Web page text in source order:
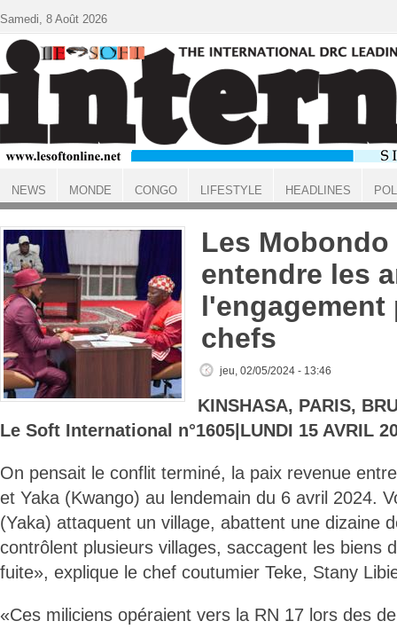
ACCUEIL
Les
entendre les
chefs
jeu, 02/05/2024 - 13:46
KINSHASA, PARIS,
Le Soft International n°1605|LUNDI 15 AVRIL
On pensait le conflit terminé, la paix revenue
et Yaka (Kwango) au lendemain du 6 avril 2024.
(Yaka) attaquent un village, abattent une dizaine
contrôlent plusieurs villages, saccagent les biens
fuite», explique le chef coutumier Teke, Stany
«Ces miliciens opéraient vers la RN 17 lors des
Samedi, 8 Août 2026
NEWS MONDE CONGO LIFESTYLE HEADLINES